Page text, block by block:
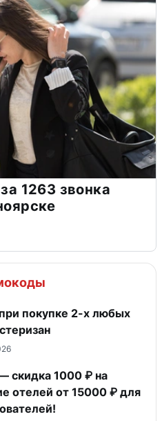
1263 звонка
покупке 2-х любых
скидка 1000 ₽ на
отелей от 15000 ₽ для